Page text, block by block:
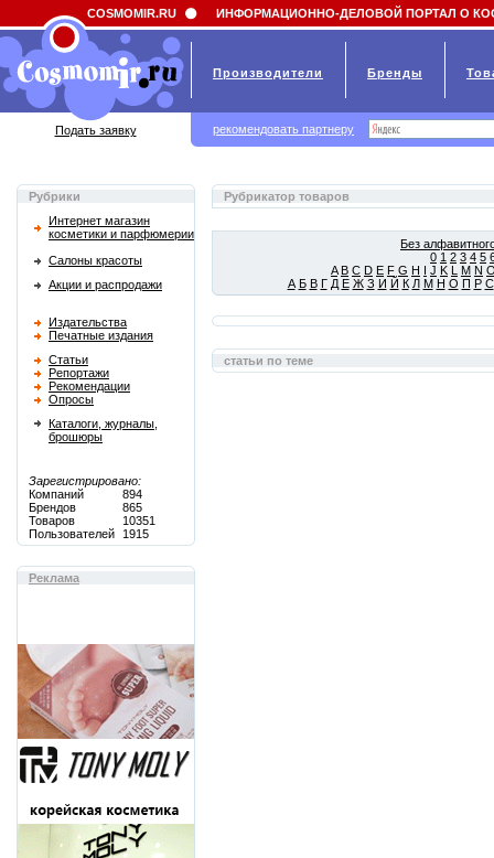
Field 'news_title' doesn't have a default value
Рубрики
Интернет магазин
косметики и парфюмерии
Салоны красоты
Акции и распродажи
Издательства
Печатные издания
Статьи
Репортажи
Рекомендации
Опросы
Каталоги, журналы,
брошюры
Зарегистрировано:
Компаний
894
Брендов
865
Товаров
10351
Пользователей
1915
Реклама
Рубрикатор товаров
Без
0 1 2 3 4 5
A B C D E F G H I J K L M N
А Б В Г Д Е Ж З И Й К Л М Н О П Р С
статьи по теме
COSMOMIR.RU ИНФОРМАЦИОННО-ДЕЛОВОЙ ПОРТАЛ О
Производители Бренды
Подать заявку рекомендовать партнеру